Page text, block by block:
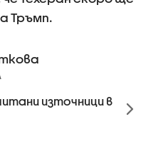
Тръмп.
източници в